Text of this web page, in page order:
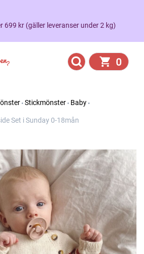
699 kr (gäller leveranser under 2 kg)
0
Stickmönster Baby
Set i Sunday 0-18mån